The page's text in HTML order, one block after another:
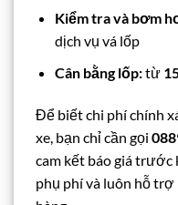
Kiểm tra và bơm
dịch vụ vá lốp
Cân bằng lốp:từ
Để biết chi phí chính
xe, bạn chỉ cần gọi
cam kết báo giá
phụ phí và luôn hỗ